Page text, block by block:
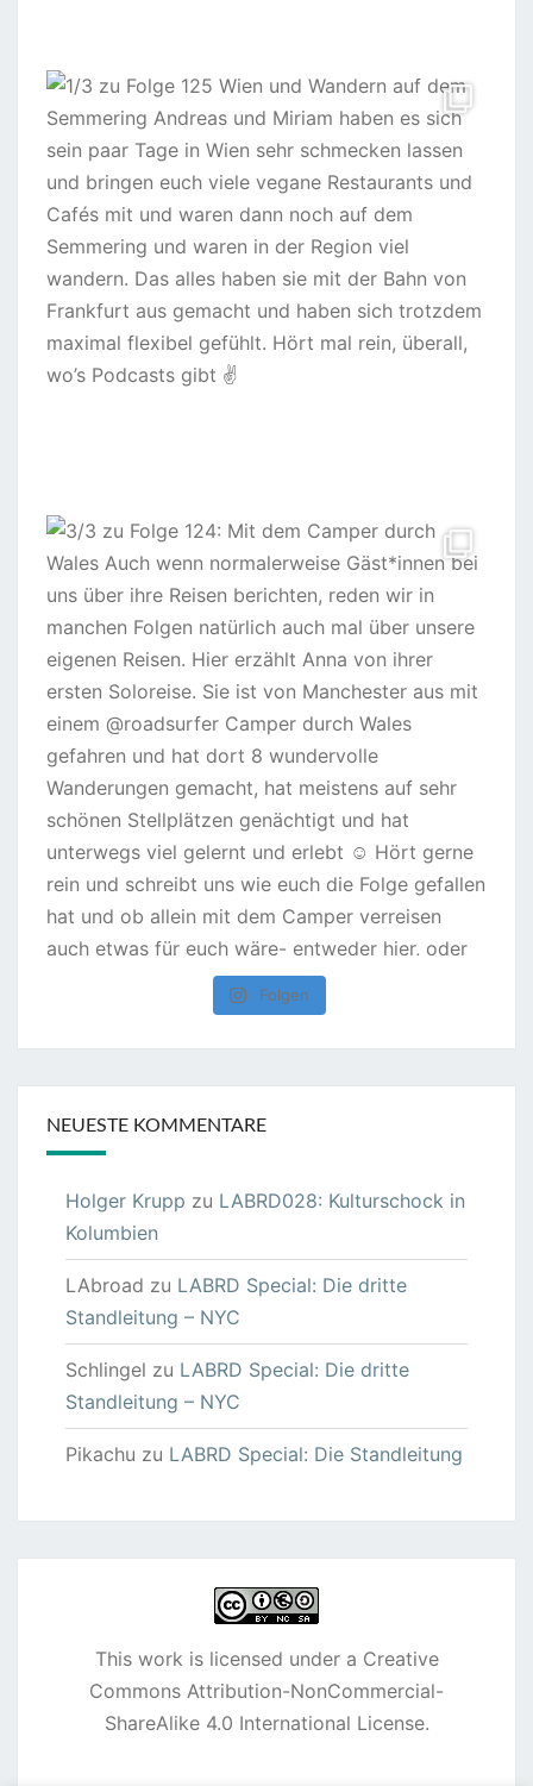
Folgen
NEUESTE KOMMENTARE
Holger Krupp zu LABRD028: Kulturschock in
Kolumbien
LAbroad zu LABRD Special: Die dritte
Standleitung – NYC
Schlingel zu LABRD Special: Die dritte
Standleitung – NYC
Pikachu zu LABRD Special: Die Standleitung
This work is licensed under a Creative
Commons Attribution-NonCommercial-
ShareAlike 4.0 International License.